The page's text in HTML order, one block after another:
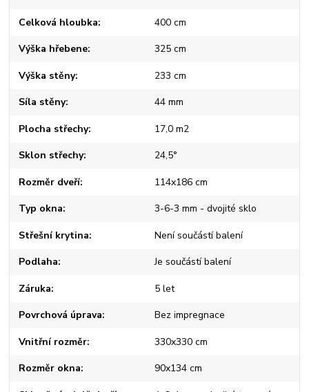
Celková hloubka 400 cm
Výška hřebene 325 cm
Výška stěny 233 cm
Síla stěny 44 mm
Plocha střechy 17,0 m2
Sklon střechy 24,5°
Rozměr dveří 114x186 cm
Typ okna 3-6-3 mm - dvojité sklo
Střešní krytina Není součástí balení
Podlaha Je součástí balení
Záruka 5 let
Povrchová úprava Bez impregnace
Vnitřní rozměr 330x330 cm
Rozměr okna 90x134 cm